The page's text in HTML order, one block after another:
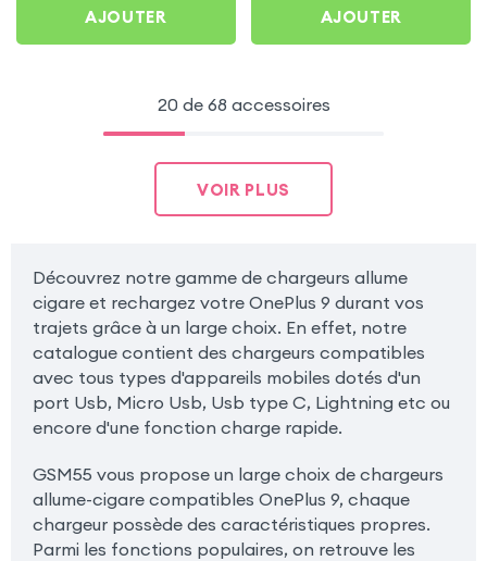
AJOUTER AJOUTER
20 de 68 accessoires
VOIR PLUS
Découvrez notre gamme de chargeurs allume
cigare et rechargez votre OnePlus 9 durant vos
trajets grâce à un large choix. En effet, notre
catalogue contient des chargeurs compatibles
avec tous types d'appareils mobiles dotés d'un
port Usb, Micro Usb, Usb type C, Lightning etc ou
encore d'une fonction charge rapide.
GSM55 vous propose un large choix de chargeurs
allume-cigare compatibles OnePlus 9, chaque
chargeur possède des caractéristiques propres.
Parmi les fonctions populaires, on retrouve les